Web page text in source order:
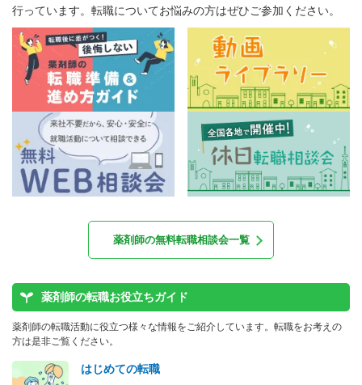
正社員 調剤薬局
【埼玉県ふじみ野市】2026年11月開局予定◎調剤薬局で薬
剤師の募集＜正社員＞
【年収】420万円～550万円程度
正社員 調剤薬局
【埼玉県春日部市】駅徒歩圏内！新規OPENの店舗で薬剤師
パート・アルバイト 調剤薬局
【東京都調布市】 駅チカ徒歩3分の薬局で、パート募集で
す！
行っています。転職についてお悩みの方はぜひご参加ください。
薬剤師の無料転職相談会一覧
薬剤師の転職お役立ちガイド
薬剤師の転職活動に役立つ様々な情報をご紹介しています。転職をお考えの
方は是非ご覧ください。
はじめての転職